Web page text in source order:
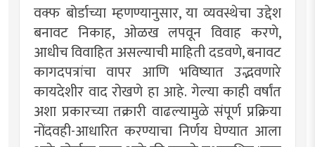
वक्फ बोर्डाच्या म्हणण्यानुसार, या व्यवस्थेचा उद्देश
बनावट निकाह, ओळख लपवून विवाह करणे,
आधीच विवाहित असल्याची माहिती दडवणे, बनावट
कागदपत्रांचा वापर आणि भविष्यात उद्भवणारे
कायदेशीर वाद रोखणे हा आहे. गेल्या काही वर्षांत
अशा प्रकारच्या तक्रारी वाढल्यामुळे संपूर्ण प्रक्रिया
नोंदवही-आधारित करण्याचा निर्णय घेण्यात आला